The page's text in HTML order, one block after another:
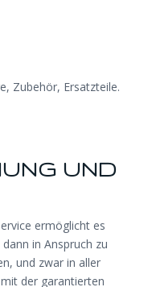
Zubehör, Ersatzteile.
UND
ermöglicht es
in Anspruch zu
und zwar in aller
der garantierten